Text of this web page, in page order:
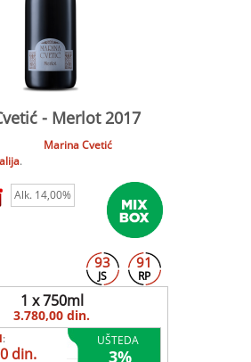
- Merlot 2017
.
Marina Cvetić
Alk. 14,00%
93
JS
91
RP
1 x 750ml
3.780,00 din.
:
din.
UŠTEDA
3%